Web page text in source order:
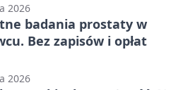
2026
badania prostaty w
Bez zapisów i opłat
2026